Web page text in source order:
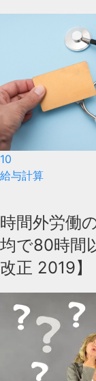
10
給与計算
時間外労働
均で80時間
改正 2019】